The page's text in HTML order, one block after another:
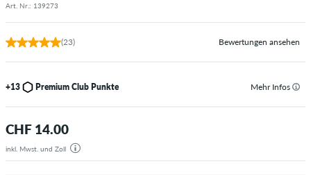
Art. Nr.: 139273
(23) Bewertungen ansehen
+13 Premium Club Punkte Mehr Infos
CHF 14.00
inkl. Mwst. und Zoll